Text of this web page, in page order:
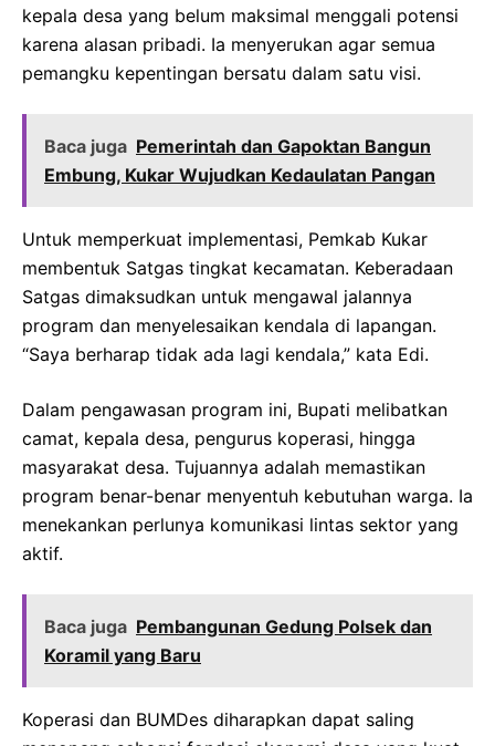
kepala desa yang belum maksimal menggali potensi
karena alasan pribadi. Ia menyerukan agar semua
pemangku kepentingan bersatu dalam satu visi.
Baca juga Pemerintah dan Gapoktan Bangun
Embung, Kukar Wujudkan Kedaulatan Pangan
Untuk memperkuat implementasi, Pemkab Kukar
membentuk Satgas tingkat kecamatan. Keberadaan
Satgas dimaksudkan untuk mengawal jalannya
program dan menyelesaikan kendala di lapangan.
“Saya berharap tidak ada lagi kendala,” kata Edi.
Dalam pengawasan program ini, Bupati melibatkan
camat, kepala desa, pengurus koperasi, hingga
masyarakat desa. Tujuannya adalah memastikan
program benar-benar menyentuh kebutuhan warga. Ia
menekankan perlunya komunikasi lintas sektor yang
aktif.
Baca juga Pembangunan Gedung Polsek dan
Koramil yang Baru
Koperasi dan BUMDes diharapkan dapat saling